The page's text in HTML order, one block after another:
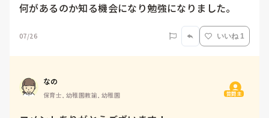
何があるのか知る機会になり勉強になりました。
07/26 いいね 1
なの
保育士, 幼稚園教諭, 幼稚園 質問主